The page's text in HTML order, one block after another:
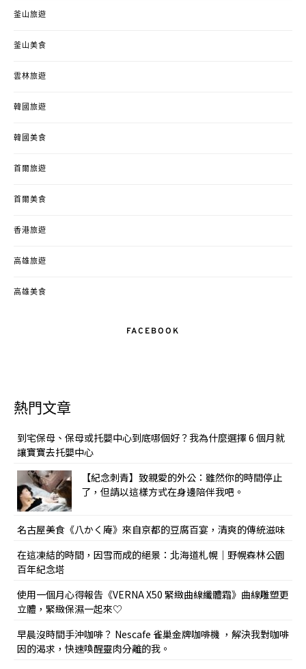
釜山旅遊
釜山美食
雲林旅遊
韓國旅遊
韓國美食
首爾旅遊
首爾美食
香港旅遊
高雄旅遊
高雄美食
FACEBOOK
熱門文章
到宅保母、保母或托嬰中心到底哪個好？我為什麼選擇 6 個月就
讓寶寶去托嬰中心
【紀念刺青】致親愛的外公：雖然你的時間停止
了，但請以這樣方式在身邊陪伴我吧。
名古屋美食《八かく庵》來自京都的豆腐百宴，清爽的傳統滋味
在這凍結的時間，因雪而成的絕景：北海道札幌｜野幌森林公園
百年紀念塔
使用一個月心得報告《VERNA X50 緊緻曲線纖體霜》曲線雕塑更
立體，緊緻保濕一起來♡
早晨沒時間手沖咖啡？ Nescafe 雀巢金牌咖啡機 ，解決我對咖啡
因的渴求，快速喚醒靈肉分離的我。